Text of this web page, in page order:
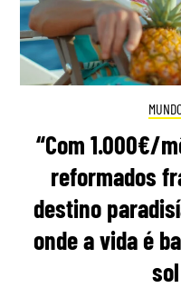
“Com 1.000€/
reformados
destino
onde a vida é